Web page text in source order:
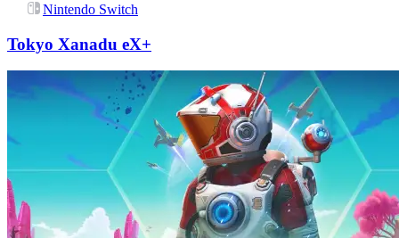
Nintendo Switch
Tokyo Xanadu eX+